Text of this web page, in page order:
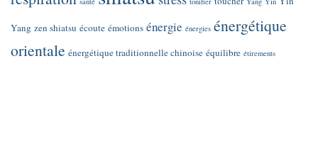
Yang zen shiatsu écoute émotions énergie énergies énergétique
orientale énergétique traditionnelle chinoise équilibre étirements